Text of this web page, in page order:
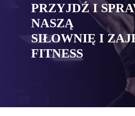
PRZYJDŹ I
NASZĄ
SIŁOWNIĘ I
FITNESS